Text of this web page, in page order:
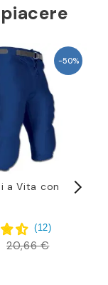
-50%
a Vita con
(12)
20,66 €